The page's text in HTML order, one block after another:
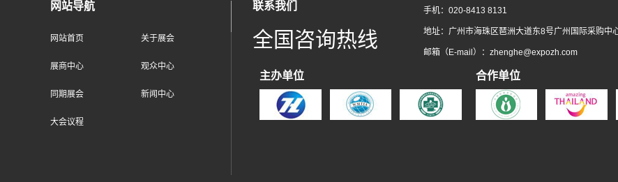
网站导航
网站首页 关于展会
展商中心 观众中心
同期展会 新闻中心
大会议程
联系我们
全国咨询热线
手机：020-8413 8131
地址：广州市海珠区琶洲大道东8号广州国际采购中
邮箱（E-mail）：zhenghe@expozh.com
主办单位 合作单位